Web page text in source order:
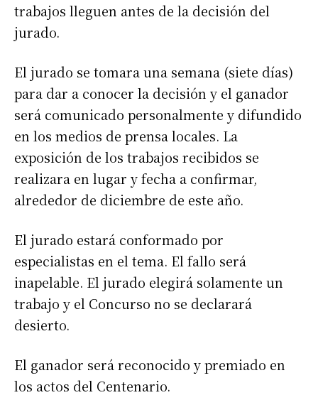
Suscribirme gratis
Nombre
trabajos lleguen antes de la decisión del
jurado.
El jurado se tomara una semana (siete días)
para dar a conocer la decisión y el ganador
será comunicado personalmente y difundido
en los medios de prensa locales. La
exposición de los trabajos recibidos se
realizara en lugar y fecha a confirmar,
alrededor de diciembre de este año.
El jurado estará conformado por
especialistas en el tema. El fallo será
inapelable. El jurado elegirá solamente un
trabajo y el Concurso no se declarará
desierto.
El ganador será reconocido y premiado en
los actos del Centenario.